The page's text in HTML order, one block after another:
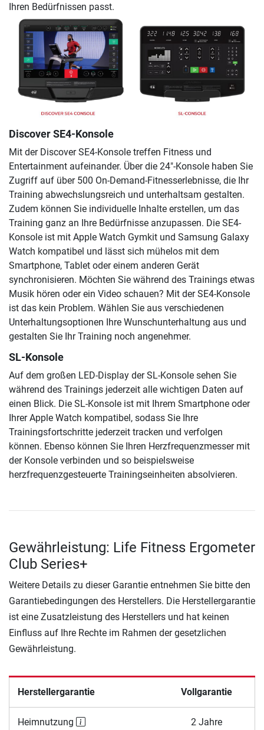
Ihren Bedürfnissen passt.
Discover SE4-Konsole
Mit der Discover SE4-Konsole treffen Fitness und
Entertainment aufeinander. Über die 24″-Konsole haben Sie
Zugriff auf über 500 On-Demand-Fitnesserlebnisse, die Ihr
Training abwechslungsreich und unterhaltsam gestalten.
Zudem können Sie individuelle Inhalte erstellen, um das
Training ganz an Ihre Bedürfnisse anzupassen. Die SE4-
Konsole ist mit Apple Watch Gymkit und Samsung Galaxy
Watch kompatibel und lässt sich mühelos mit dem
Smartphone, Tablet oder einem anderen Gerät
synchronisieren. Möchten Sie während des Trainings etwas
Musik hören oder ein Video schauen? Mit der SE4-Konsole
ist das kein Problem. Wählen Sie aus verschiedenen
Unterhaltungsoptionen Ihre Wunschunterhaltung aus und
gestalten Sie Ihr Training noch angenehmer.
SL-Konsole
Auf dem großen LED-Display der SL-Konsole sehen Sie
während des Trainings jederzeit alle wichtigen Daten auf
einen Blick. Die SL-Konsole ist mit Ihrem Smartphone oder
Ihrer Apple Watch kompatibel, sodass Sie Ihre
Trainingsfortschritte jederzeit tracken und verfolgen
können. Ebenso können Sie Ihren Herzfrequenzmesser mit
der Konsole verbinden und so beispielsweise
herzfrequenzgesteuerte Trainingseinheiten absolvieren.
Gewährleistung: Life Fitness Ergometer
Club Series+
Weitere Details zu dieser Garantie entnehmen Sie bitte den
Garantiebedingungen des Herstellers. Die Herstellergarantie
ist eine Zusatzleistung des Herstellers und hat keinen
Einfluss auf Ihre Rechte im Rahmen der gesetzlichen
Gewährleistung.
Herstellergarantie Vollgarantie
Heimnutzung 2 Jahre